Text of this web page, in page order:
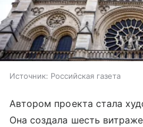
Источник: Российская газета
Автором проекта стала
Она создала шесть